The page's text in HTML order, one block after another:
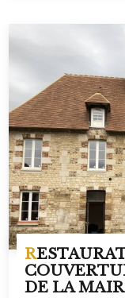
RESTAURATION DE LA
DE LA